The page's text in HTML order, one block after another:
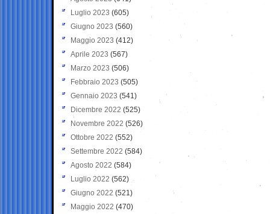
Luglio 2023 (605)
Giugno 2023 (560)
Maggio 2023 (412)
Aprile 2023 (567)
Marzo 2023 (506)
Febbraio 2023 (505)
Gennaio 2023 (541)
Dicembre 2022 (525)
Novembre 2022 (526)
Ottobre 2022 (552)
Settembre 2022 (584)
Agosto 2022 (584)
Luglio 2022 (562)
Giugno 2022 (521)
Maggio 2022 (470)